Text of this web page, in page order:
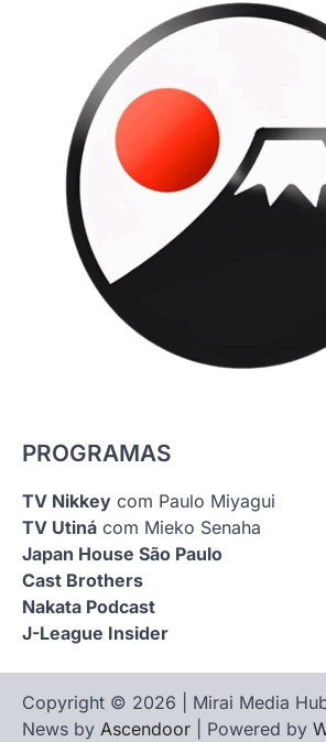
PROGRAMAS
TV Nikkey com Paulo Miyagui
TV Utiná com Mieko Senaha
Japan House São Paulo
Cast Brothers
Nakata Podcast
J-League Insider
Copyright © 2026 | Mirai Media
News by Ascendoor | Powered by